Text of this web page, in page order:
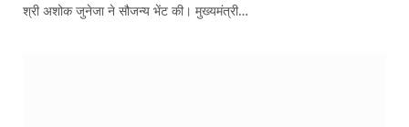
श्री अशोक जुनेजा ने सौजन्य भेंट की। मुख्यमंत्री…